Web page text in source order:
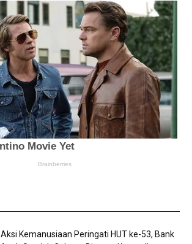
Aksi Kemanusiaan Peringati HUT ke-53, Bank